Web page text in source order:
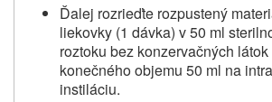
Ďalej rozrieďte rozpustený
liekovky (1 dávka) v 50 ml
roztoku bez konzervačných
konečného objemu 50 ml na
instiláciu.